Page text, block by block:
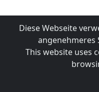
Diese Webseite
angenehmeres
This website uses